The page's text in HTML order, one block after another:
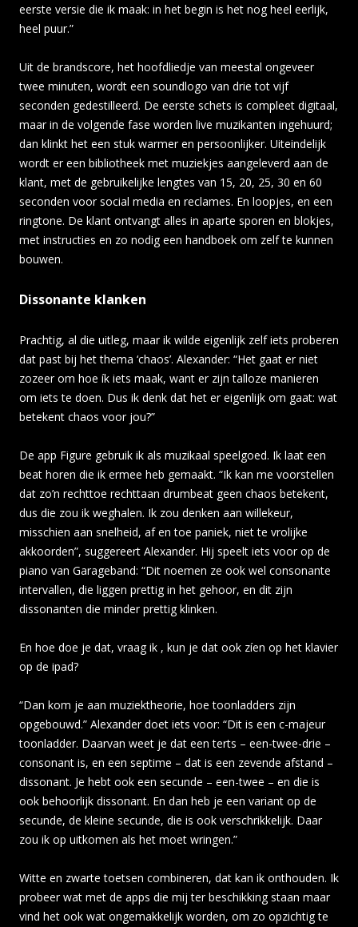
eerste versie die ik maak: in het begin is het nog heel eerlijk,
heel puur.”
Uit de brandscore, het hoofdliedje van meestal ongeveer
twee minuten, wordt een soundlogo van drie tot vijf
seconden gedestilleerd. De eerste schets is compleet digitaal,
maar in de volgende fase worden live muzikanten ingehuurd;
dan klinkt het een stuk warmer en persoonlijker. Uiteindelijk
wordt er een bibliotheek met muziekjes aangeleverd aan de
klant, met de gebruikelijke lengtes van 15, 20, 25, 30 en 60
seconden voor social media en reclames. En loopjes, en een
ringtone. De klant ontvangt alles in aparte sporen en blokjes,
met instructies en zo nodig een handboek om zelf te kunnen
bouwen.
Dissonante klanken
Prachtig, al die uitleg, maar ik wilde eigenlijk zelf iets proberen
dat past bij het thema ‘chaos’. Alexander: “Het gaat er niet
zozeer om hoe ík iets maak, want er zijn talloze manieren
om iets te doen. Dus ik denk dat het er eigenlijk om gaat: wat
betekent chaos voor jou?”
De app Figure gebruik ik als muzikaal speelgoed. Ik laat een
beat horen die ik ermee heb gemaakt. “Ik kan me voorstellen
dat zo’n rechttoe rechttaan drumbeat geen chaos betekent,
dus die zou ik weghalen. Ik zou denken aan willekeur,
misschien aan snelheid, af en toe paniek, niet te vrolijke
akkoorden”, suggereert Alexander. Hij speelt iets voor op de
piano van Garageband: “Dit noemen ze ook wel consonante
intervallen, die liggen prettig in het gehoor, en dit zijn
dissonanten die minder prettig klinken.
En hoe doe je dat, vraag ik , kun je dat ook zíen op het klavier
op de ipad?
“Dan kom je aan muziektheorie, hoe toonladders zijn
opgebouwd.” Alexander doet iets voor: “Dit is een c-majeur
toonladder. Daarvan weet je dat een terts – een-twee-drie –
consonant is, en een septime – dat is een zevende afstand –
dissonant. Je hebt ook een secunde – een-twee – en die is
ook behoorlijk dissonant. En dan heb je een variant op de
secunde, de kleine secunde, die is ook verschrikkelijk. Daar
zou ik op uitkomen als het moet wringen.”
Witte en zwarte toetsen combineren, dat kan ik onthouden. Ik
probeer wat met de apps die mij ter beschikking staan maar
vind het ook wat ongemakkelijk worden, om zo opzichtig te